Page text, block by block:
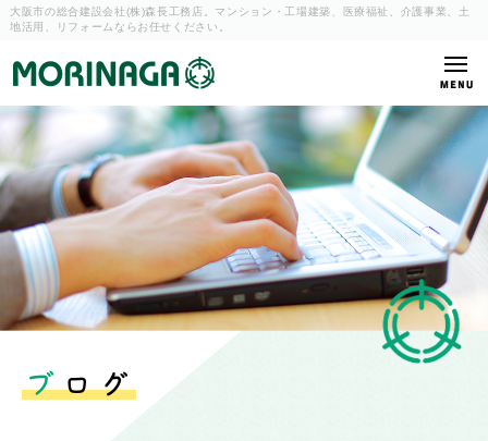
大阪市の総合建設会社(株)森長工務店。マンション・工場建築、
医療福祉、介護事業、土
地活用、リフォームならお任せください。